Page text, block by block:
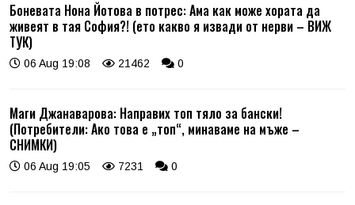
Боневата Нона Йотова в потрес: Ама как може хората да
живеят в тая София?! (ето какво я извади от нерви – ВИЖ
ТУК)
06 Aug 19:08 21462 0
Маги Джанаварова: Направих топ тяло за бански!
(Потребители: Ако това е „топ“, минаваме на мъже –
СНИМКИ)
06 Aug 19:05 7231 0